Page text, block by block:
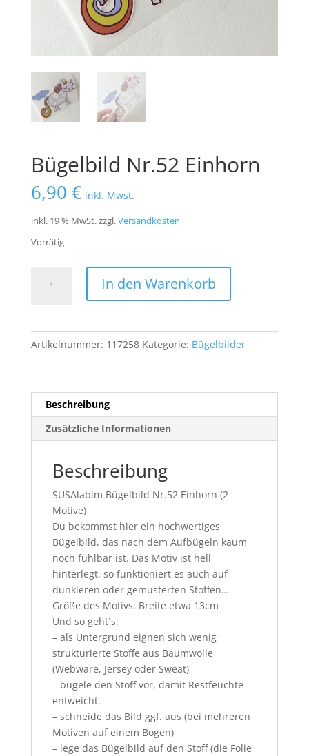
Bügelbild Nr.52 Einhorn
6,90 € inkl. Mwst.
inkl. 19 % MwSt.zzgl.Versandkosten
Vorrätig
Nr.52
In den Warenkorb
Artikelnummer: 117258 Kategorie: Bügelbilder
Beschreibung
Zusätzliche Informationen
Beschreibung
SUSAlabim Bügelbild Nr.52 Einhorn (2
Motive)
Du bekommst hier ein hochwertiges
Bügelbild, das nach dem Aufbügeln kaum
noch fühlbar ist. Das Motiv ist hell
hinterlegt, so funktioniert es auch auf
dunkleren oder gemusterten Stoffen…
Größe des Motivs: Breite etwa 13cm
Und so geht`s:
– als Untergrund eignen sich wenig
strukturierte Stoffe aus Baumwolle
(Webware, Jersey oder Sweat)
– bügele den Stoff vor, damit Restfeuchte
entweicht.
– schneide das Bild ggf. aus (bei mehreren
Motiven auf einem Bogen)
– lege das Bügelbild auf den Stoff (die Folie